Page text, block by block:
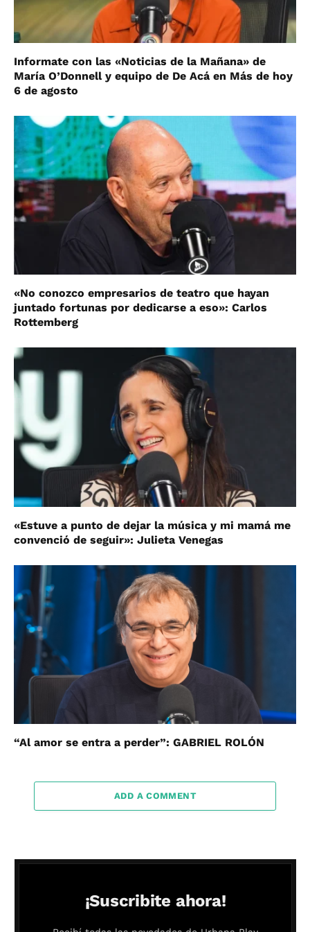
Informate con las «Noticias de la Mañana» de
María O’Donnell y equipo de De Acá en Más de hoy
6 de agosto
«No conozco empresarios de teatro que hayan
juntado fortunas por dedicarse a eso»: Carlos
Rottemberg
«Estuve a punto de dejar la música y mi mamá me
convenció de seguir»: Julieta Venegas
“Al amor se entra a perder”: GABRIEL ROLÓN
ADD A COMMENT
¡Suscribite ahora!